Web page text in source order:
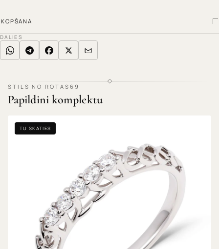
KOPŠANA
DALIES
STILS NO ROTAS69
Papildini komplektu
TU SKATIES